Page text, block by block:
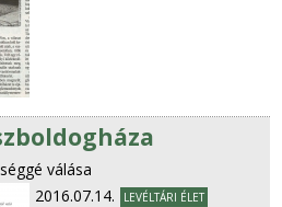
válása
2016.07.14.
LEVÉLTÁRI ÉLET